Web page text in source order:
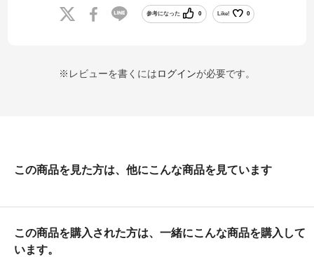
参考になった 0 Like! 0
※レビューを書くにはログインが必要です。
この商品を見た方は、他にこんな商品を見ています
この商品を購入された方は、一緒にこんな商品を購入して
います。